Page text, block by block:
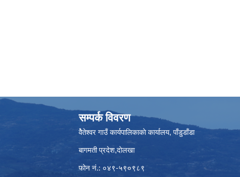
सम्पर्क विवरण
वैेतेश्वर गाउँ कार्यपालिकाकाे कार्यालय, पाँडुडाँडा
बागमती‌ प्रदेश,दाेलखा
फोन नं.: ०४९-५९०९८९